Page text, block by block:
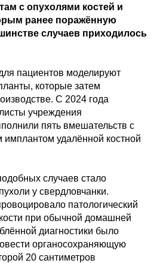
с опухолями костей и
ранее поражённую
случаев приходилось
пациентов моделируют
которые затем
С 2024 года
учреждения
пять вмешательств с
удалённой костной
случаев стало
у свердловчанки.
патологический
при обычной домашней
диагностики было
органосохраняющую
20 сантиметров